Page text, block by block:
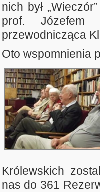
nich był
prof. Józefem
przewodnicząca
Oto wspomnienia
Królewskich
nas do 361